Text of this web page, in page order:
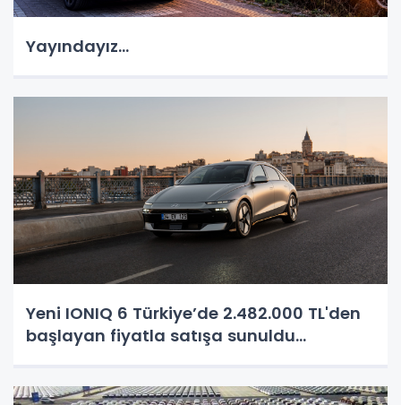
Yayındayız...
Yeni IONIQ 6 Türkiye’de 2.482.000 TL'den
başlayan fiyatla satışa sunuldu...